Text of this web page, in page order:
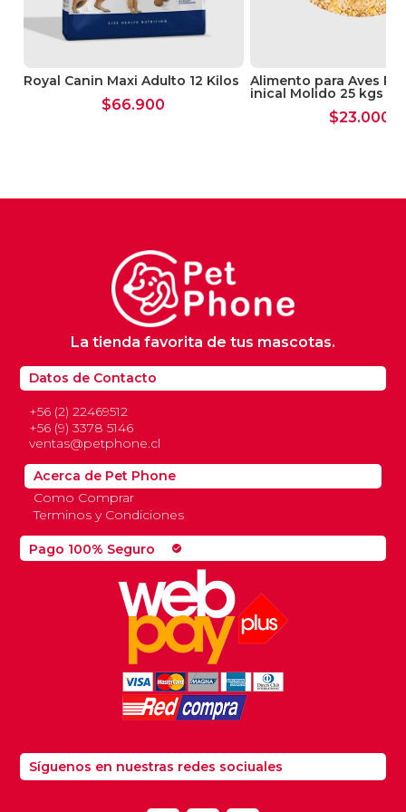
Royal Canin Maxi Adulto 12 Kilos
$66.900
Alimento para Aves
inical Molido 25 kgs
$23.000
Pago 100% Seguro check_circle
Datos de Contacto
+56 (2) 22469512
+56 (9) 3378 5146
ventas@petphone.cl
La tienda favorita de tus mascotas.
Acerca de Pet Phone
Como Comprar
Terminos y Condiciones
Síguenos en nuestras redes sociuales